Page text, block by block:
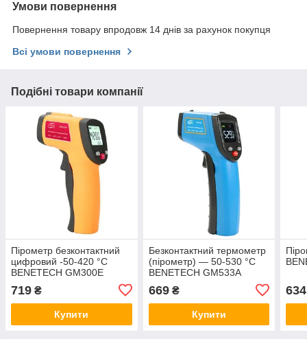
Умови повернення
Повернення товару впродовж 14 днів за рахунок покупця
Всі умови повернення
Подібні товари компанії
Пірометр безконтактний
цифровий -50-420 °C
BENETECH GM300E
719 ₴
Купити
Безконтактний термометр
(пірометр) — 50-530 °C
BENETECH GM533A
669₴
Купити
634